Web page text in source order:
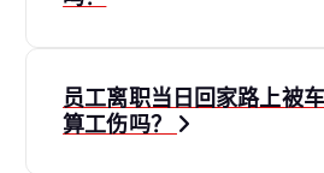
航员工离职当日回家路上被
算工伤吗？